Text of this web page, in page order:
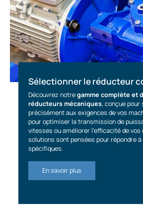
Sélectionner le réducteur
Découvrez notregamme complète et
réducteurs mécaniques, conçue pour
précisément aux exigences de vos
pour optimiser la transmission de
vitesses ou améliorer l'efficacité de vos
solutions sont pensées pour répondre à
spécifiques.
En savoir plus